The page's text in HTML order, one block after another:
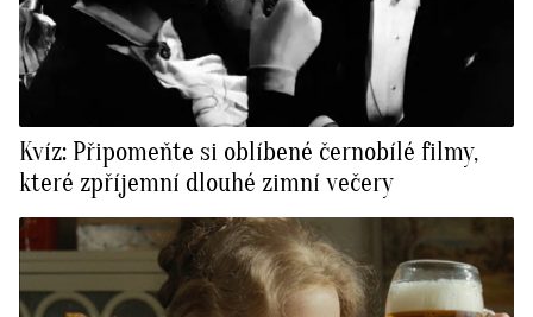
Kvíz: Připomeňte si oblíbené černobílé filmy,
které zpříjemní dlouhé zimní večery